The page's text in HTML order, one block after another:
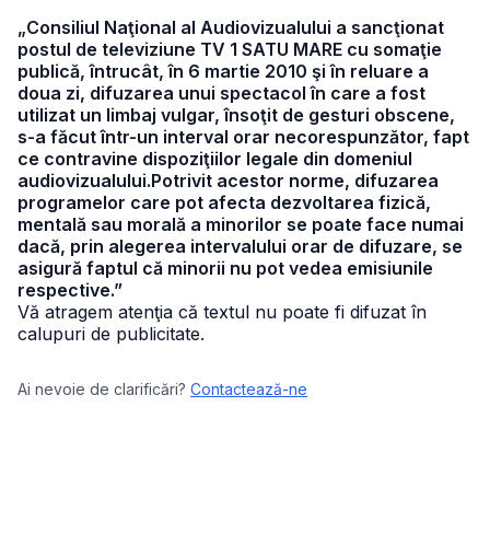
„Consiliul Naţional al Audiovizualului a sancţionat
postul de televiziune TV 1 SATU MARE cu somaţie
publică, întrucât, în 6 martie 2010 şi în reluare a
doua zi, difuzarea unui spectacol în care a fost
utilizat un limbaj vulgar, însoţit de gesturi obscene,
s-a făcut într-un interval orar necorespunzător, fapt
ce contravine dispoziţiilor legale din domeniul
audiovizualului.Potrivit acestor norme, difuzarea
programelor care pot afecta dezvoltarea fizică,
mentală sau morală a minorilor se poate face numai
dacă, prin alegerea intervalului orar de difuzare, se
asigură faptul că minorii nu pot vedea emisiunile
respective.”
Vă atragem atenţia că textul nu poate fi difuzat în
calupuri de publicitate.
Ai nevoie de clarificări? Contactează-ne